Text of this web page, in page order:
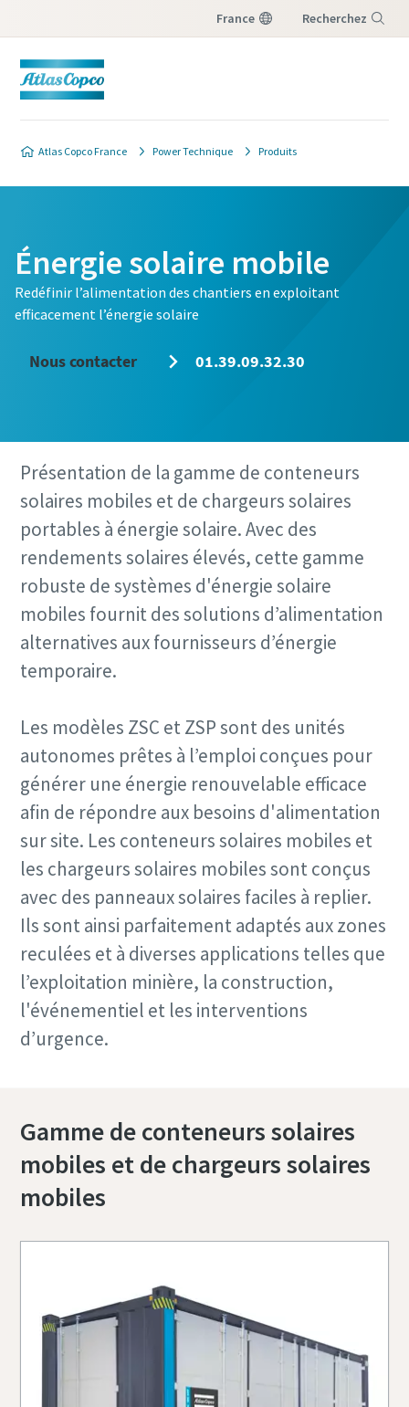
France Recherchez
Atlas Copco France Power Technique Produits
Énergie solaire mobile
Redéfinir l’alimentation des chantiers en exploitant
efficacement l’énergie solaire
Nous contacter 01.39.09.32.30
Présentation de la gamme de conteneurs
solaires mobiles et de chargeurs solaires
portables à énergie solaire. Avec des
rendements solaires élevés, cette gamme
robuste de systèmes d'énergie solaire
mobiles fournit des solutions d’alimentation
alternatives aux fournisseurs d’énergie
temporaire.
Les modèles ZSC et ZSP sont des unités
autonomes prêtes à l’emploi conçues pour
générer une énergie renouvelable efficace
afin de répondre aux besoins d'alimentation
sur site. Les conteneurs solaires mobiles et
les chargeurs solaires mobiles sont conçus
avec des panneaux solaires faciles à replier.
Ils sont ainsi parfaitement adaptés aux zones
reculées et à diverses applications telles que
l’exploitation minière, la construction,
l'événementiel et les interventions
d’urgence.
Gamme de conteneurs solaires
mobiles et de chargeurs solaires
mobiles